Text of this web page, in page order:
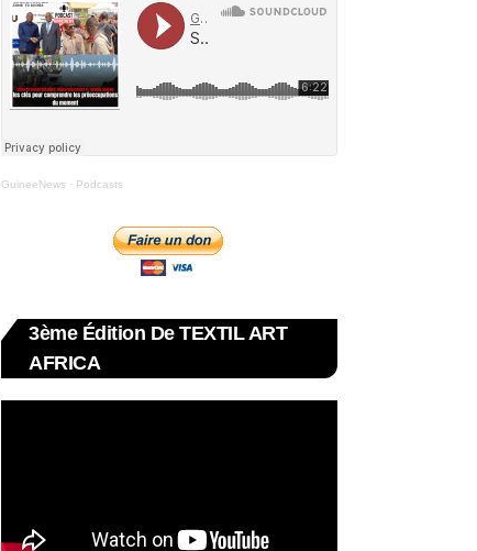
GuineeNews · Podcasts
3ème Édition De TEXTIL ART
AFRICA